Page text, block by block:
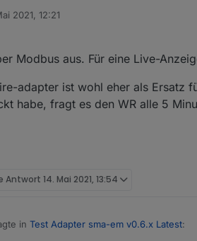
dazu diesen Adapter:https://github.com/
zu meiner vollsten Zufriedenheit.
2021, 12:21
Modbus aus. Für eine Live-
adapter ist wohl eher als Ersatz
habe, fragt es den WR alle 5
Antwort 14. Mai 2021, 13:54
in Test Adapter sma-em v0.6.x Latest: